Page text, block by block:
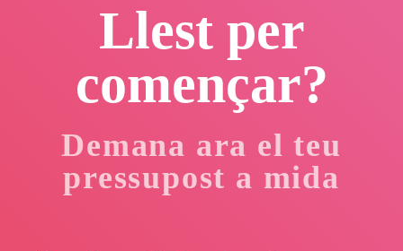
Llest per
començar?
Demana ara el teu
pressupost a mida